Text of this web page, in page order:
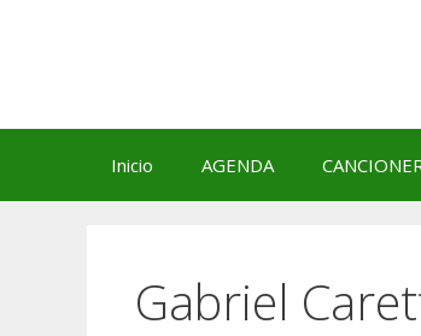
Inicio AGENDA
Gabriel